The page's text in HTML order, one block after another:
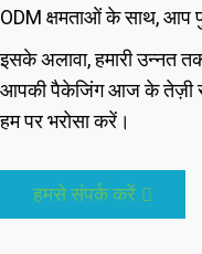
ODM क्षमताओं के साथ, आप
इसके अलावा, हमारी उन्नत
आपकी पैकेजिंग आज के तेज़ी से
हम पर भरोसा करें।
हमसे संपर्क करें